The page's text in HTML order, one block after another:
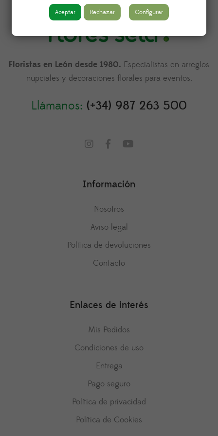
Floristas en León desde 1980. Especialistas en arreglos
nupciales y decoraciones florales para eventos.
Llámanos: (+34) 987 263 500
Información
Nosotros
Aviso legal
Política de devoluciones
Contacto
Enlaces de interés
Mis Pedidos
Condiciones de uso
Entrega
Pago seguro
Política de privacidad
Política de Cookies
Aceptar Rechazar Configurar